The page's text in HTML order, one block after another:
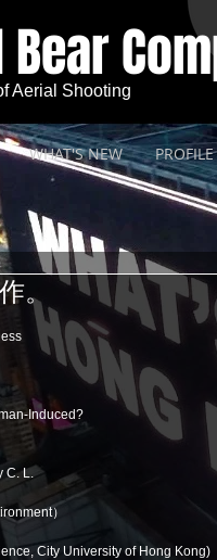
WHAT'S NEW PROFILE
Aerial Shooting
。
Induced?
C. L.
）
City University of Hong Kong)